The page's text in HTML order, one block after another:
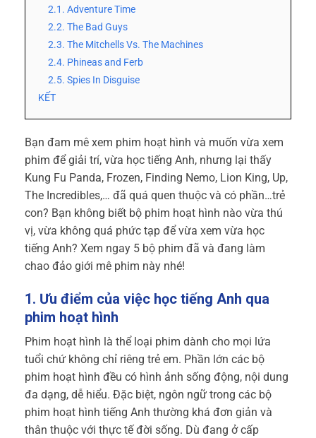
2.1. Adventure Time
2.2. The Bad Guys
2.3. The Mitchells Vs. The Machines
2.4. Phineas and Ferb
2.5. Spies In Disguise
KẾT
Bạn đam mê xem phim hoạt hình và muốn vừa xem
phim để giải trí, vừa học tiếng Anh, nhưng lại thấy
Kung Fu Panda, Frozen, Finding Nemo, Lion King, Up,
The Incredibles,… đã quá quen thuộc và có phần…trẻ
con? Bạn không biết bộ phim hoạt hình nào vừa thú
vị, vừa không quá phức tạp để vừa xem vừa học
tiếng Anh? Xem ngay 5 bộ phim đã và đang làm
chao đảo giới mê phim này nhé!
1. Ưu điểm của việc học tiếng Anh qua
phim hoạt hình
Phim hoạt hình là thể loại phim dành cho mọi lứa
tuổi chứ không chỉ riêng trẻ em. Phần lớn các bộ
phim hoạt hình đều có hình ảnh sống động, nội dung
đa dạng, dễ hiểu. Đặc biệt, ngôn ngữ trong các bộ
phim hoạt hình tiếng Anh thường khá đơn giản và
thân thuộc với thực tế đời sống. Dù đang ở cấp